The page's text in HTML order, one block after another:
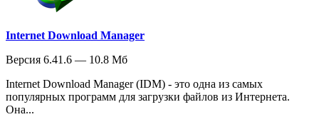
Internet Download Manager
Версия 6.41.6 — 10.8 Мб
Internet Download Manager (IDM) - это одна из самых
популярных программ для загрузки файлов из Интернета.
Она...